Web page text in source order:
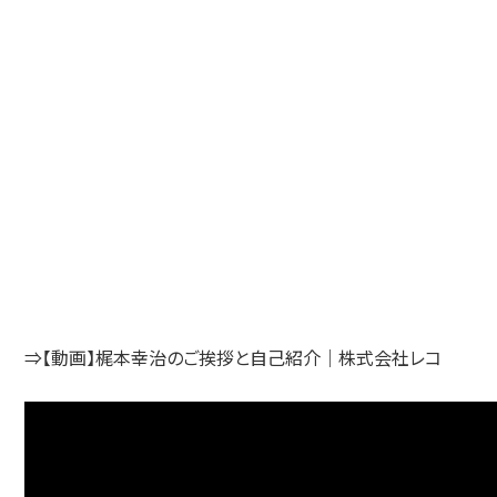
⇒【動画】梶本幸治のご挨拶と自己紹介｜株式会社レコ